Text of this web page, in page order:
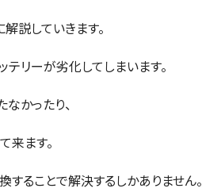
説していきます。
リーが劣化してしまいます。
かったり、
来ます。
することで解決するしかありません。